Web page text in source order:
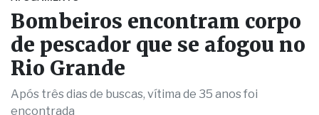
Bombeiros encontram corpo
de pescador que se afogou no
Rio Grande
Após três dias de buscas, vítima de 35 anos foi
encontrada